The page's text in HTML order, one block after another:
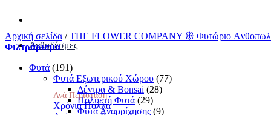
Ανθοδέσμες
Ανά Περίσταση
Χρόνια Πολλά
Αρχική σελίδα / THE FLOWER COMPANY ꕥ Φυτώριο
Φιλτράρισμα
Φυτά (191)
Φυτά Eξωτερικού Xώρου (77)
Δέντρα & Bonsai (28)
Πολυετή Φυτά (29)
Φυτά Αναρρίχησης (9)